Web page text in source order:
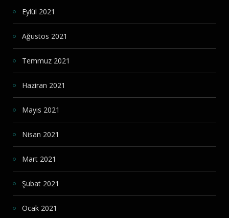
Eylül 2021
Ağustos 2021
Temmuz 2021
Haziran 2021
Mayıs 2021
Nisan 2021
Mart 2021
Şubat 2021
Ocak 2021